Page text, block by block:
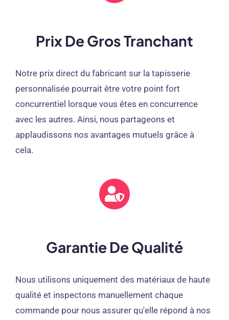
Prix ​​de Gros Tranchant
Notre prix direct du fabricant sur la tapisserie
personnalisée pourrait être votre point fort
concurrentiel lorsque vous êtes en concurrence
avec les autres. Ainsi, nous partageons et
applaudissons nos avantages mutuels grâce à
cela.
Garantie De Qualité
Nous utilisons uniquement des matériaux de haute
qualité et inspectons manuellement chaque
commande pour nous assurer qu'elle répond à nos